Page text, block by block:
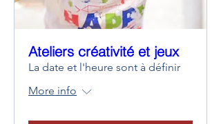
Ateliers créativité et jeux
La date et l'heure sont à définir
More info